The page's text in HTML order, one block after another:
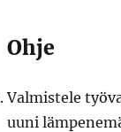
Ohje
Valmistele
uuni